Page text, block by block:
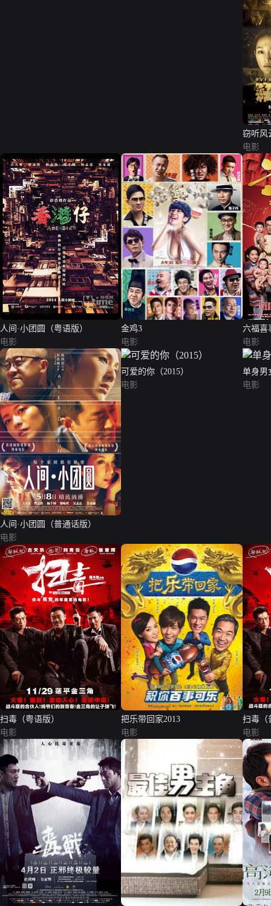
窃听风
电影
人间·小团圆（粤语版）
电影
金鸡3
电影
六福喜
电影
人间·小团圆（普通话版）
电影
可爱的你（2015）
电影
单身男
电影
扫毒（粤语版）
电影
把乐带回家2013
电影
扫毒（
电影